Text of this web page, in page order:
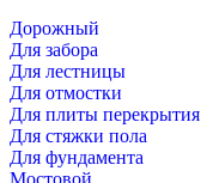
Дорожный
Для забора
Для лестницы
Для отмостки
Для плиты перекрытия
Для стяжки пола
Для фундамента